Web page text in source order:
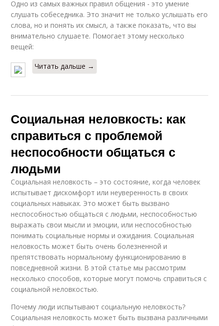
Одно из самых важных правил общения - это умение
слушать собеседника. Это значит не только услышать его
слова, но и понять их смысл, а также показать, что вы
внимательно слушаете. Помогает этому несколько
вещей:
Читать дальше →
Социальная неловкость: как
справиться с проблемой
неспособности общаться с
людьми
Социальная неловкость – это состояние, когда человек
испытывает дискомфорт или неуверенность в своих
социальных навыках. Это может быть вызвано
неспособностью общаться с людьми, неспособностью
выражать свои мысли и эмоции, или неспособностью
понимать социальные нормы и ожидания. Социальная
неловкость может быть очень болезненной и
препятствовать нормальному функционированию в
повседневной жизни. В этой статье мы рассмотрим
несколько способов, которые могут помочь справиться с
социальной неловкостью.
Почему люди испытывают социальную неловкость?
Социальная неловкость может быть вызвана различными